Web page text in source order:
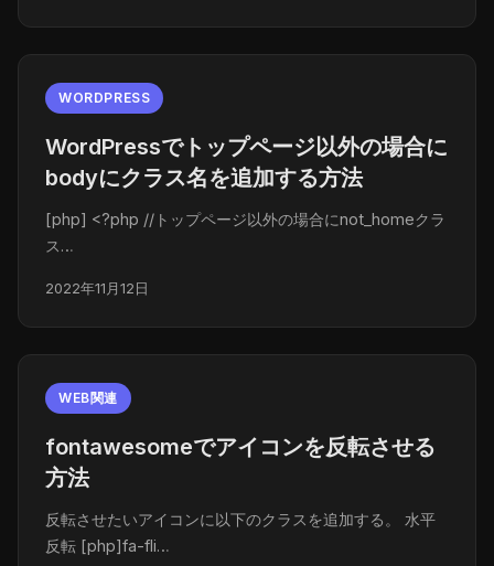
WORDPRESS
WordPressでトップページ以外の場合に
bodyにクラス名を追加する方法
[php] <?php //トップページ以外の場合にnot_homeクラ
ス…
2022年11月12日
WEB関連
fontawesomeでアイコンを反転させる
方法
反転させたいアイコンに以下のクラスを追加する。 水平
反転 [php]fa-fli…